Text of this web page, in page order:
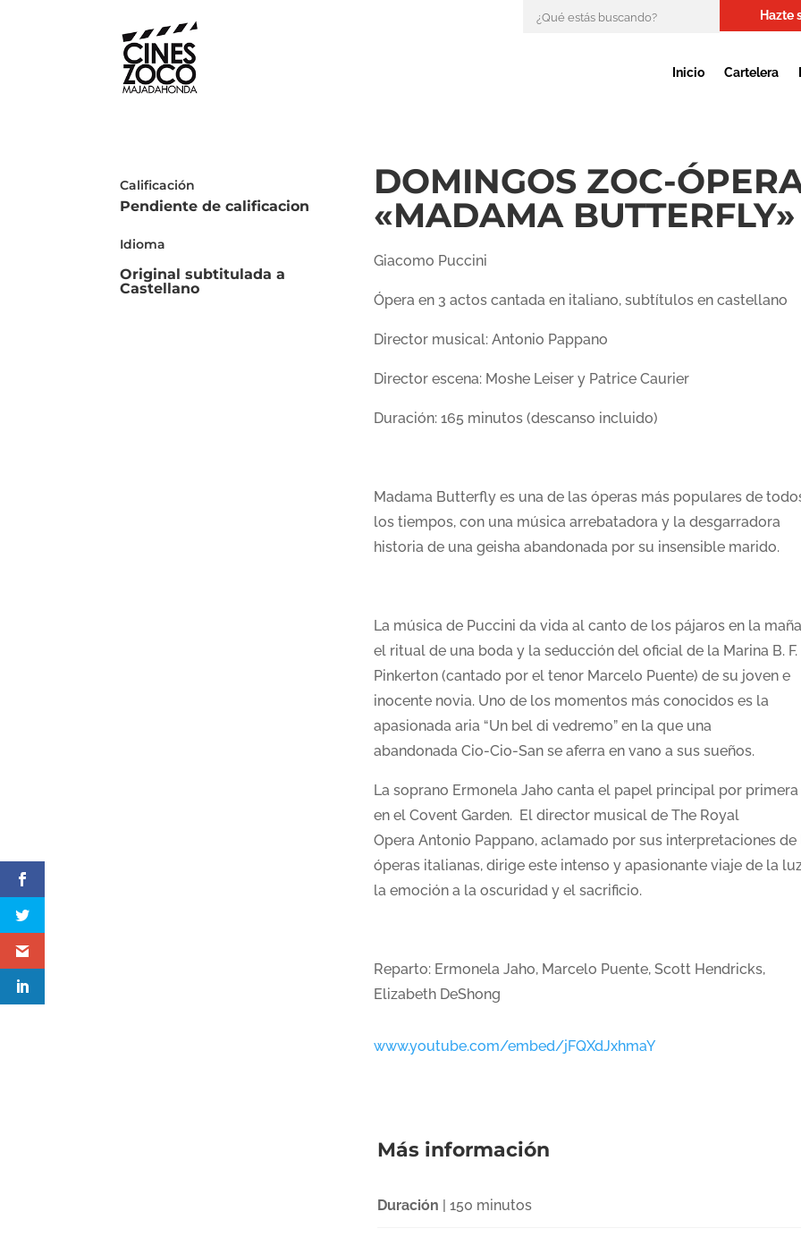
Hazte
Inicio Cartelera
Calificación
Pendiente de calificacion
Idioma
Original subtitulada a
Castellano
DOMINGOS ZOC-
«MADAMA BUTTERFLY»
Giacomo Puccini
Ópera en 3 actos cantada en italiano, subtítulos en castellano
Director musical: Antonio Pappano
Director escena: Moshe Leiser y Patrice Caurier
Duración: 165 minutos (descanso incluido)
Madama Butterfly es una de las óperas más populares de
los tiempos, con una música arrebatadora y la desgarradora
historia de una geisha abandonada por su insensible marido.
La música de Puccini da vida al canto de los pájaros en la
el ritual de una boda y la seducción del oficial de la Marina B. F.
Pinkerton (cantado por el tenor Marcelo Puente) de su joven e
inocente novia. Uno de los momentos más conocidos es la
apasionada aria “Un bel di vedremo” en la que una
abandonada Cio-Cio-San se aferra en vano a sus sueños.
La soprano Ermonela Jaho canta el papel principal por primera
en el Covent Garden. El director musical de The Royal
Opera Antonio Pappano, aclamado por sus interpretaciones de
óperas italianas, dirige este intenso y apasionante viaje de la
la emoción a la oscuridad y el sacrificio.
Reparto: Ermonela Jaho, Marcelo Puente, Scott Hendricks,
Elizabeth DeShong
www.youtube.com/embed/jFQXdJxhmaY
Más información
Duración | 150 minutos